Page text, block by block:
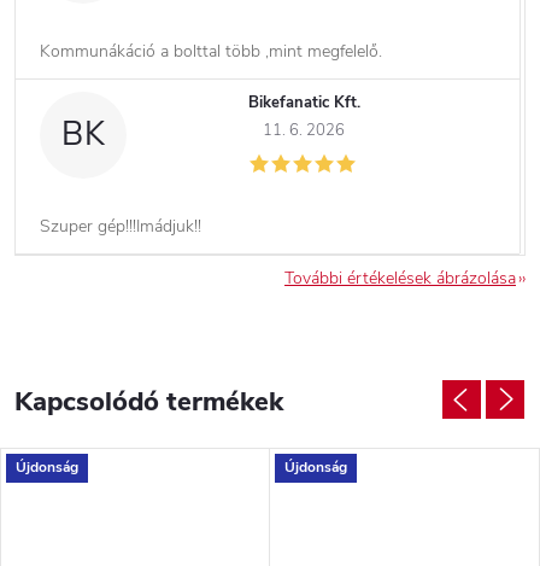
Kommunákáció a bolttal több ,mint megfelelő.
BK
Bikefanatic Kft.
11. 6. 2026
Szuper gép!!!Imádjuk!!
További értékelések ábrázolása
Kapcsolódó termékek
Újdonság Újdonság